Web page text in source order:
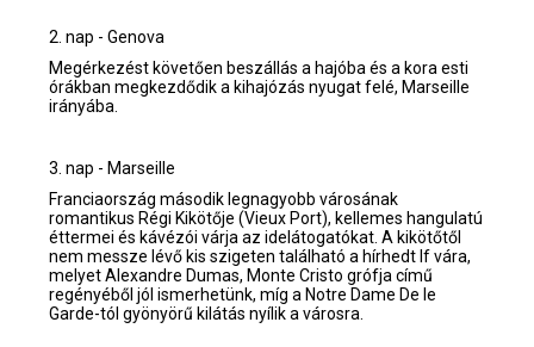
2. nap - Genova
Megérkezést követően beszállás a hajóba és a kora esti
órákban megkezdődik a kihajózás nyugat felé, Marseille
irányába.
3. nap - Marseille
Franciaország második legnagyobb városának
romantikus Régi Kikötője (Vieux Port), kellemes hangulatú
éttermei és kávézói várja az idelátogatókat. A kikötőtől
nem messze lévő kis szigeten található a hírhedt If vára,
melyet Alexandre Dumas, Monte Cristo grófja című
regényéből jól ismerhetünk, míg a Notre Dame De le
Garde-tól gyönyörű kilátás nyílik a városra.